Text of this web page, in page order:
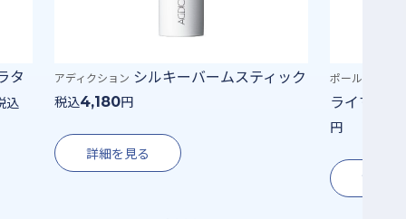
ク ポール ＆ ジョー ボーテ プロテクティング プ
ライマー SPF50+・PA++++
イヴサンロー
ラー プラ
詳細を